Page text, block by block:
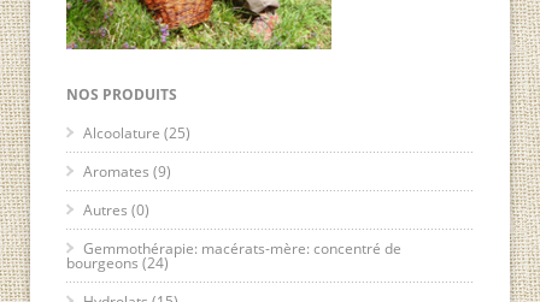
NOS PRODUITS
Alcoolature (25)
Aromates (9)
Autres (0)
Gemmothérapie: macérats-mère: concentré de
bourgeons (24)